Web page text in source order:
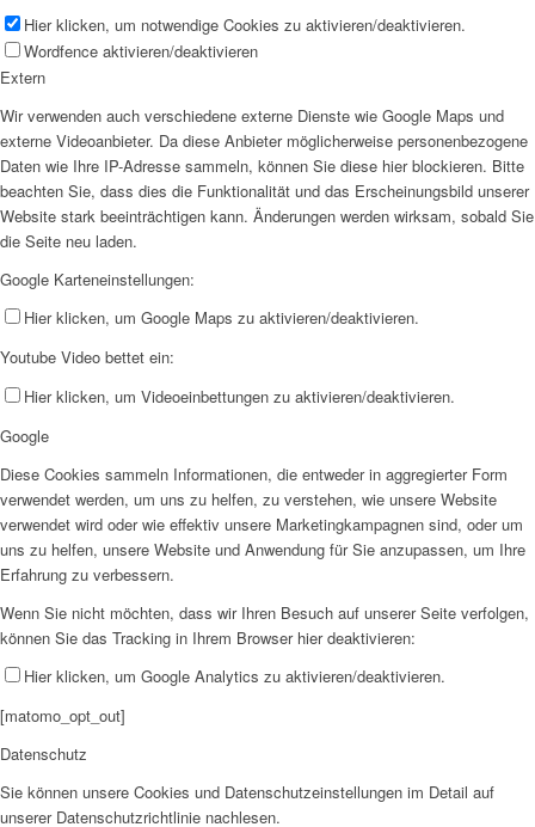
Hier klicken, um notwendige Cookies zu aktivieren/deaktivieren.
Wordfence aktivieren/deaktivieren
Extern
Wir verwenden auch verschiedene externe Dienste wie Google Maps und
externe Videoanbieter. Da diese Anbieter möglicherweise personenbezogene
Daten wie Ihre IP-Adresse sammeln, können Sie diese hier blockieren. Bitte
beachten Sie, dass dies die Funktionalität und das Erscheinungsbild unserer
Website stark beeinträchtigen kann. Änderungen werden wirksam, sobald Sie
die Seite neu laden.
Google Karteneinstellungen:
Hier klicken, um Google Maps zu aktivieren/deaktivieren.
Youtube Video bettet ein:
Hier klicken, um Videoeinbettungen zu aktivieren/deaktivieren.
Google
Diese Cookies sammeln Informationen, die entweder in aggregierter Form
verwendet werden, um uns zu helfen, zu verstehen, wie unsere Website
verwendet wird oder wie effektiv unsere Marketingkampagnen sind, oder um
uns zu helfen, unsere Website und Anwendung für Sie anzupassen, um Ihre
Erfahrung zu verbessern.
Wenn Sie nicht möchten, dass wir Ihren Besuch auf unserer Seite verfolgen,
können Sie das Tracking in Ihrem Browser hier deaktivieren:
Hier klicken, um Google Analytics zu aktivieren/deaktivieren.
[matomo_opt_out]
Datenschutz
Sie können unsere Cookies und Datenschutzeinstellungen im Detail auf
unserer Datenschutzrichtlinie nachlesen.